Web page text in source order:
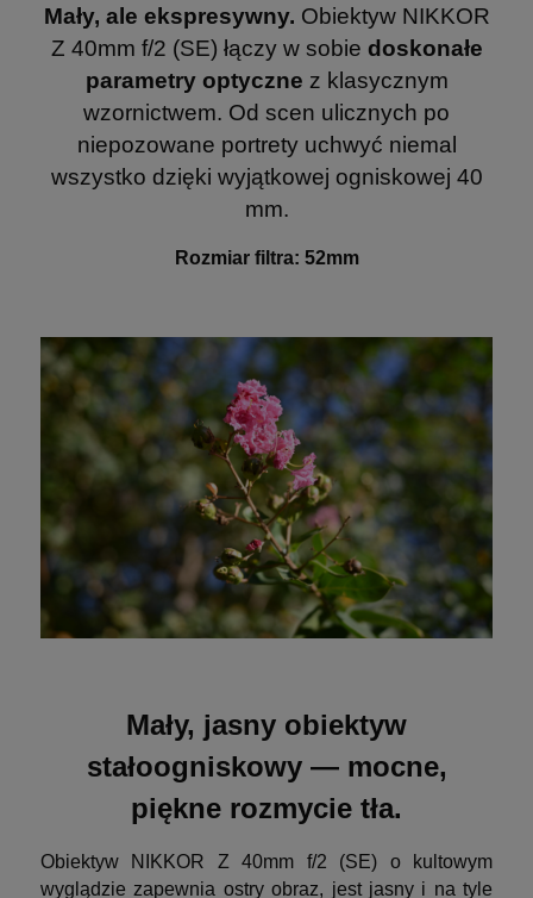
Mały, ale ekspresywny. Obiektyw NIKKOR
Z 40mm f/2 (SE) łączy w sobie doskonałe
parametry optyczne z klasycznym
wzornictwem. Od scen ulicznych po
niepozowane portrety uchwyć niemal
wszystko dzięki wyjątkowej ogniskowej 40
mm.
Rozmiar filtra: 52mm
Mały, jasny obiektyw
stałoogniskowy — mocne,
piękne rozmycie tła.
Obiektyw NIKKOR Z 40mm f/2 (SE) o kultowym
wyglądzie zapewnia ostry obraz, jest jasny i na tyle